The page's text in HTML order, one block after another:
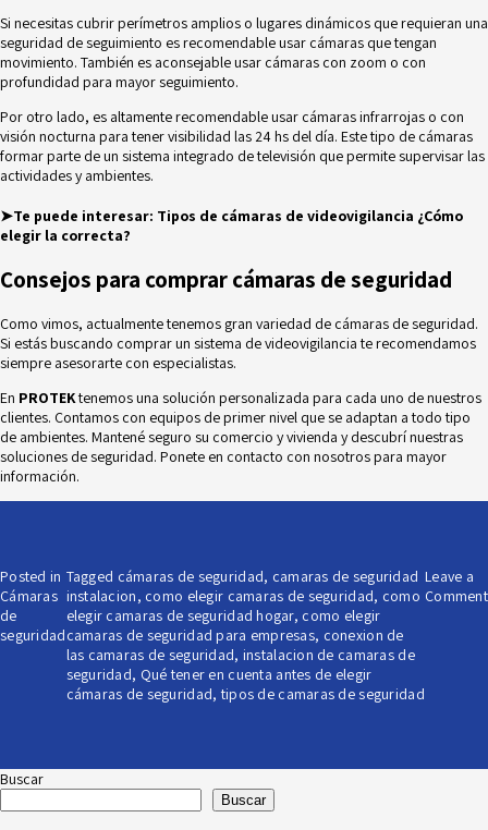
Si necesitas cubrir perímetros amplios o lugares dinámicos que requieran una
seguridad de seguimiento es recomendable usar cámaras que tengan
movimiento. También es aconsejable usar cámaras con zoom o con
profundidad para mayor seguimiento.
Por otro lado, es altamente recomendable usar cámaras infrarrojas o con
visión nocturna para tener visibilidad las 24 hs del día. Este tipo de cámaras
formar parte de un sistema integrado de televisión que permite supervisar las
actividades y ambientes.
➤Te puede interesar: Tipos de cámaras de videovigilancia ¿Cómo
elegir la correcta?
Consejos para comprar cámaras de seguridad
Como vimos, actualmente tenemos gran variedad de cámaras de seguridad.
Si estás buscando comprar un sistema de videovigilancia te recomendamos
siempre asesorarte con especialistas.
En PROTEKtenemos una solución personalizada para cada uno de nuestros
clientes. Contamos con equipos de primer nivel que se adaptan a todo tipo
de ambientes. Mantené seguro su comercio y vivienda y descubrí nuestras
soluciones de seguridad. Ponete en contacto con nosotros para mayor
información.
Posted in
Cámaras
de
seguridad
Tagged cámaras de seguridad, camaras de seguridad
instalacion, como elegir camaras de seguridad, como
elegir camaras de seguridad hogar, como elegir
camaras de seguridad para empresas, conexion de
las camaras de seguridad, instalacion de camaras de
seguridad, Qué tener en cuenta antes de elegir
cámaras de seguridad,tipos de camaras de seguridad
Leave a
Comment
Buscar
Buscar